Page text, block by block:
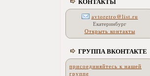
avtoretro@list.ru
Екатеринбург
Открыть контакты
ГРУППА ВКОНТАКТЕ
присоединяйтесь к нашей
группе